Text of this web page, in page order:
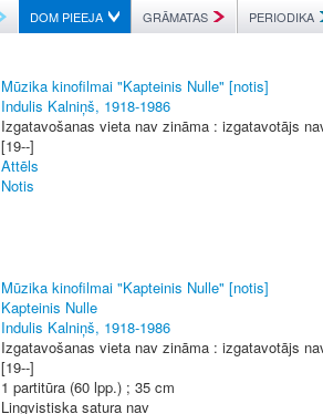
DOM PIEEJA GRĀMATAS PERIODIKA
Mūzika kinofilmai "Kapteinis Nulle" [notis]
Indulis Kalniņš, 1918-1986
Izgatavošanas vieta nav zināma : izgatavotājs
[19--]
Attēls
Notis
Mūzika kinofilmai "Kapteinis Nulle" [notis]
Kapteinis Nulle
Indulis Kalniņš, 1918-1986
Izgatavošanas vieta nav zināma : izgatavotājs
[19--]
1 partitūra (60 lpp.) ; 35 cm
Lingvistiska satura nav